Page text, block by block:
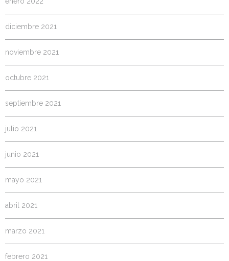
diciembre 2021
noviembre 2021
octubre 2021
septiembre 2021
julio 2021
junio 2021
mayo 2021
abril 2021
marzo 2021
febrero 2021